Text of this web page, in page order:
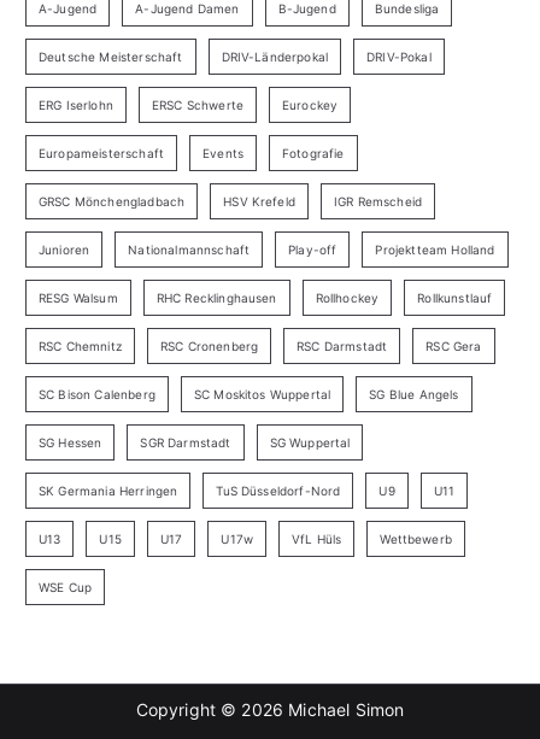
A-Jugend A-Jugend Damen B-Jugend Bundesliga
Deutsche Meisterschaft DRIV-Länderpokal DRIV-Pokal
ERG Iserlohn ERSC Schwerte Eurockey
Europameisterschaft Events Fotografie
GRSC Mönchengladbach HSV Krefeld IGR Remscheid
Junioren Nationalmannschaft Play-off Projektteam Holland
RESG Walsum RHC Recklinghausen Rollhockey Rollkunstlauf
RSC Chemnitz RSC Cronenberg RSC Darmstadt RSC Gera
SC Bison Calenberg SC Moskitos Wuppertal SG Blue Angels
SG Hessen SGR Darmstadt SG Wuppertal
SK Germania Herringen TuS Düsseldorf-Nord U9 U11
U13 U15 U17 U17w VfL Hüls Wettbewerb
WSE Cup
Copyright © 2026 Michael Simon